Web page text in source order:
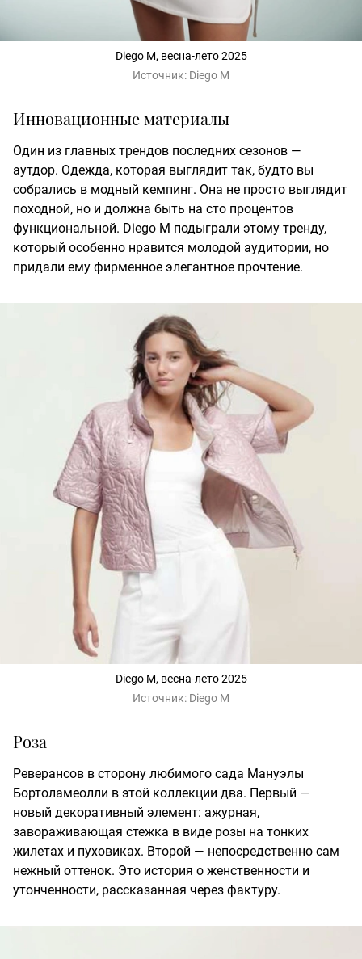
Diego M, весна-лето 2025
Источник: Diego M
Инновационные материалы
Один из главных трендов последних сезонов —
аутдор. Одежда, которая выглядит так, будто вы
собрались в модный кемпинг. Она не просто выглядит
походной, но и должна быть на сто процентов
функциональной. Diego M подыграли этому тренду,
который особенно нравится молодой аудитории, но
придали ему фирменное элегантное прочтение.
Diego M, весна-лето 2025
Источник: Diego M
Роза
Реверансов в сторону любимого сада Мануэлы
Бортоламеолли в этой коллекции два. Первый —
новый декоративный элемент: ажурная,
завораживающая стежка в виде розы на тонких
жилетах и пуховиках. Второй — непосредственно сам
нежный оттенок. Это история о женственности и
утонченности, рассказанная через фактуру.